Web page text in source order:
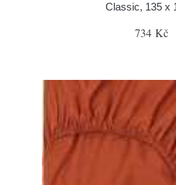
Classic, 135 x
734 Kč